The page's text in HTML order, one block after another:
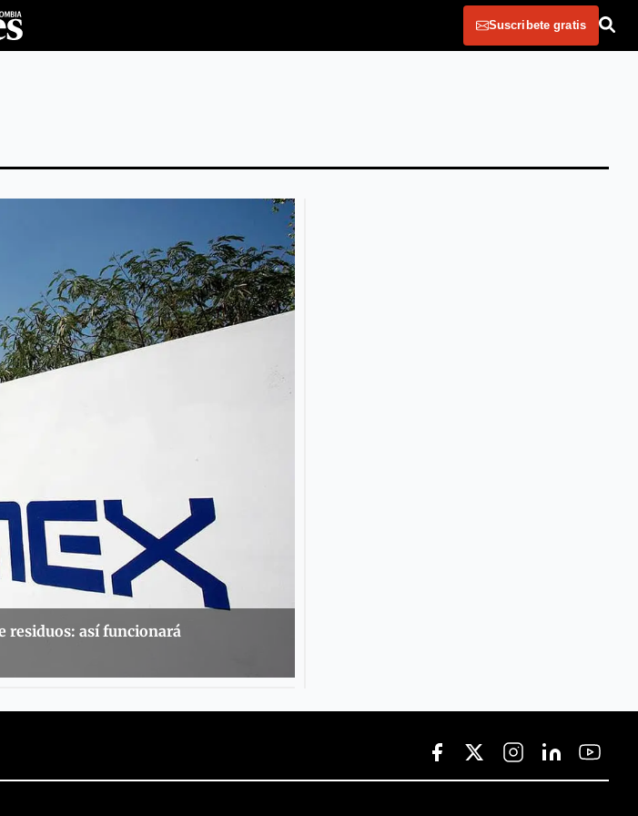
Suscribete gratis
residuos: así funcionará